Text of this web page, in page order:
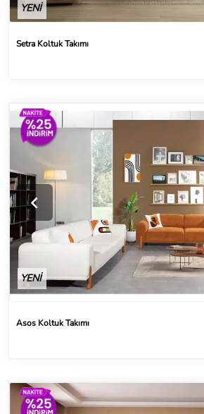
YENİ
Setra Koltuk Takımı
YENİ
Asos Koltuk Takımı